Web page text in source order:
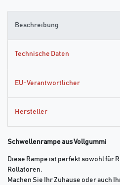
Beschreibung
Technische Daten
EU-Verantwortlicher
Hersteller
Schwellenrampe aus Vollgummi
Diese Rampe ist perfekt sowohl für
Rollatoren.
Machen Sie Ihr Zuhause oder auch